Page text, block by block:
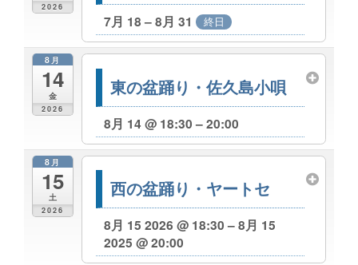
2026
7月 18 – 8月 31 終日
8月
14
金
2026
東の盆踊り・佐久島小唄
8月 14 @ 18:30 – 20:00
8月
15
土
2026
西の盆踊り・ヤートセ
8月 15 2026 @ 18:30 – 8月 15
2025 @ 20:00